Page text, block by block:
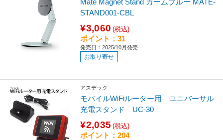
STAND001-CBL
¥3,060 (税込)
ポイント：31
発売日：2025/10月発売
お取り寄せ
アスデック
モバイルWiFiルーター用 ユニバーサル
充電スタンド UC-30
¥2,035 (税込)
ポイント：204